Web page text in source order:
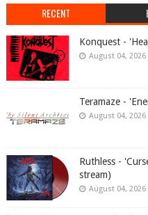
RECENT
Konquest -
August 04, 2026
Teramaze -
August 04, 2026
Ruthless -
stream)
August 04, 2026